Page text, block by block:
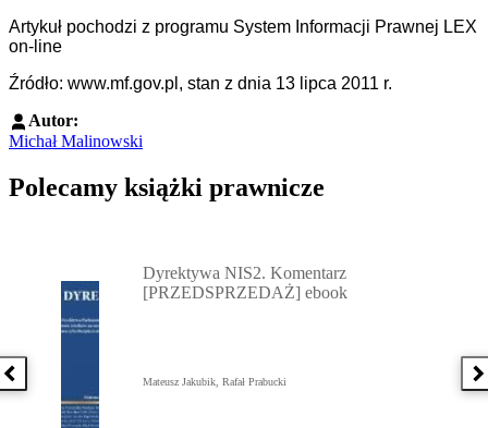
Artykuł pochodzi z programu System Informacji Prawnej LEX
on-line
Źródło: www.mf.gov.pl, stan z dnia 13 lipca 2011 r.
Autor:
Michał Malinowski
Polecamy książki prawnicze
Poprzednia książka
Dyrektywa NIS2. Komentarz
[PRZEDSPRZEDAŻ] ebook
Mateusz Jakubik, Rafał Prabucki